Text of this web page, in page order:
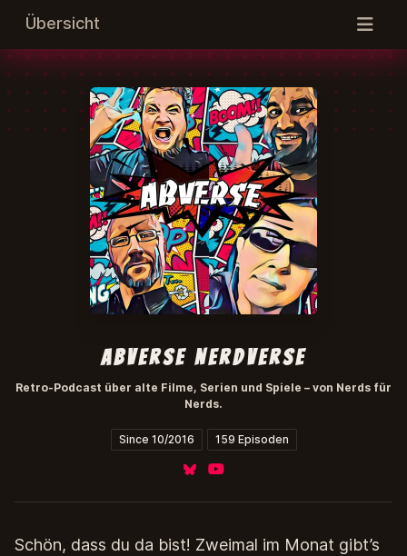
Übersicht
abverse NerdVerse
Retro-Podcast über alte Filme, Serien und Spiele – von Nerds für
Nerds.
Since 10/2016 159 Episoden
BlueskyYouTube
Schön, dass du da bist! Zweimal im Monat gibt’s